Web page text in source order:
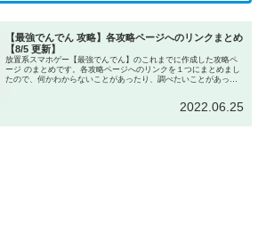
【最強でんでん 攻略】各攻略ページへのリンクまとめ
【8/5 更新】
放置系スマホゲー【最強でんでん】のこれまでに作成した攻略ペ
ージ のまとめです。各攻略ページへのリンクを１つにまとめまし
たので、何かわからないことがあったり、調べたいことがあった
2022.06.25